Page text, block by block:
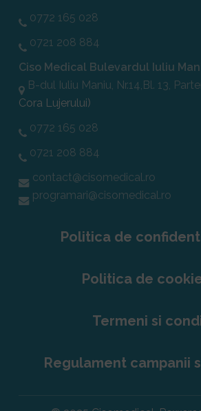
0772 165 028
0721 208 884
Ciso Medical Bulevardul Iuliu
B-dul Iuliu Maniu, Nr.14,Bl. 13,
Cora Lujerului)
0772 165 028
0721 208 884
contact@cisomedical.ro
programari@cisomedical.ro
Politica de
Politica de
Termeni si
Regulament campanii